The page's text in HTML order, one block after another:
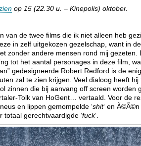
op 15 (22.30 u. – Kinepolis) oktober.
van de twee films die ik niet alleen heb
in zelf uitgekozen gezelschap, want in
zonder andere mensen rond mij gezeten.
tot het aantal personages in deze film,
gedesigneerde Robert Redford is de
zal te zien krijgen. Veel dialoog heeft hij
zinnen die bij aanvang off screen worden
Tolk van HoGent… vertaald. Voor de
en lippen gemompelde ‘shit‘ en
totaal gerechtvaardigde ‘fuck‘.